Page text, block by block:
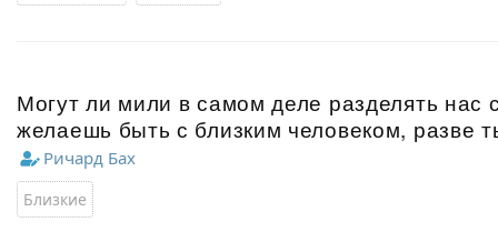
Могут ли мили в самом деле разделять нас
желаешь быть с близким человеком, разве
Ричард Бах
Близкие